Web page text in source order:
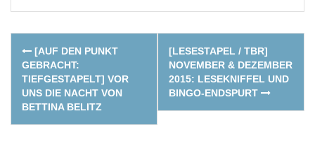
Post
navigation
[AUF DEN PUNKT
GEBRACHT:
TIEFGESTAPELT] VOR
UNS DIE NACHT VON
BETTINA BELITZ
[LESESTAPEL / TBR]
NOVEMBER & DEZEMBER
2015: LESEKNIFFEL UND
BINGO-ENDSPURT